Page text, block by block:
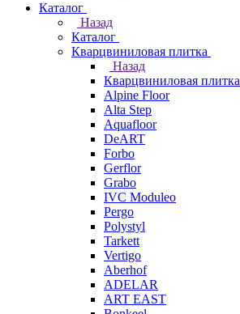
Каталог
Назад
Каталог
Кварцвиниловая плитка
Назад
Кварцвиниловая плитка
Alpine Floor
Alta Step
Aquafloor
DeART
Forbo
Gerflor
Grabo
IVC Moduleo
Pergo
Polystyl
Tarkett
Vertigo
Aberhof
ADELAR
ART EAST